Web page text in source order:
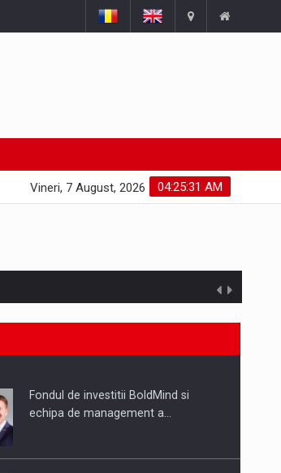
04:25:32 AM
Vineri, 7 August, 2026
Fondul de investitii BoldMind si
echipa de management a…